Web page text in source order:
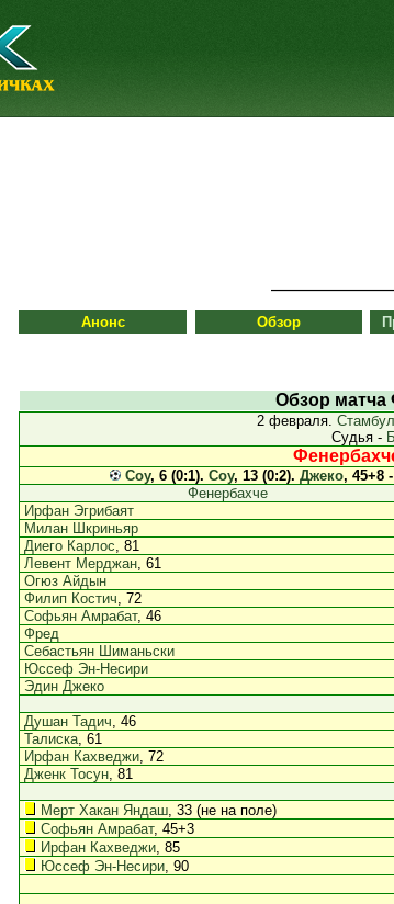
Анонс Обзор
Обзор матча
2 февраля.
Судья -
Соу, 6 (0:1). Соу, 13 (0:2). Джеко, 45+8
Фенербахче
Ирфан Эгрибаят
Милан Шкриньяр
Диего Карлос, 81
Левент Мерджан, 61
Огюз Айдын
Филип Костич, 72
Софьян Амрабат, 46
Фред
Себастьян Шиманьски
Юссеф Эн-Несири
Эдин Джеко
Душан Тадич, 46
Талиска, 61
Ирфан Кахведжи, 72
Дженк Тосун, 81
Мерт Хакан Яндаш, 33 (не на поле)
Софьян Амрабат, 45+3
Ирфан Кахведжи, 85
Юссеф Эн-Несири, 90